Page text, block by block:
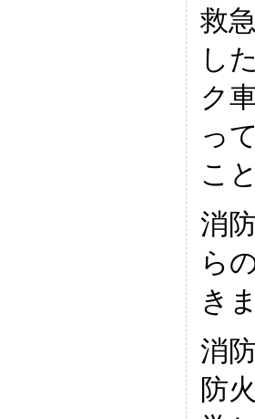
救
し
ク
っ
こ
消
ら
き
消
防